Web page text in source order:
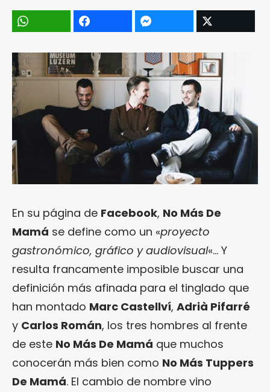
En su página de Facebook, No Más De
Mamá se define como un «proyecto
gastronómico, gráfico y audiovisual«… Y
resulta francamente imposible buscar una
definición más afinada para el tinglado que
han montado Marc Castellví, Adrià Pifarré
y Carlos Román, los tres hombres al frente
de este No Más De Mamá que muchos
conocerán más bien como No Más Tuppers
De Mamá. El cambio de nombre vino